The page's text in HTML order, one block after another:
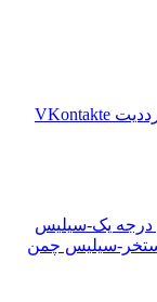
‫VKontakte
درجه یک-سیلیس
سیلیس چمن